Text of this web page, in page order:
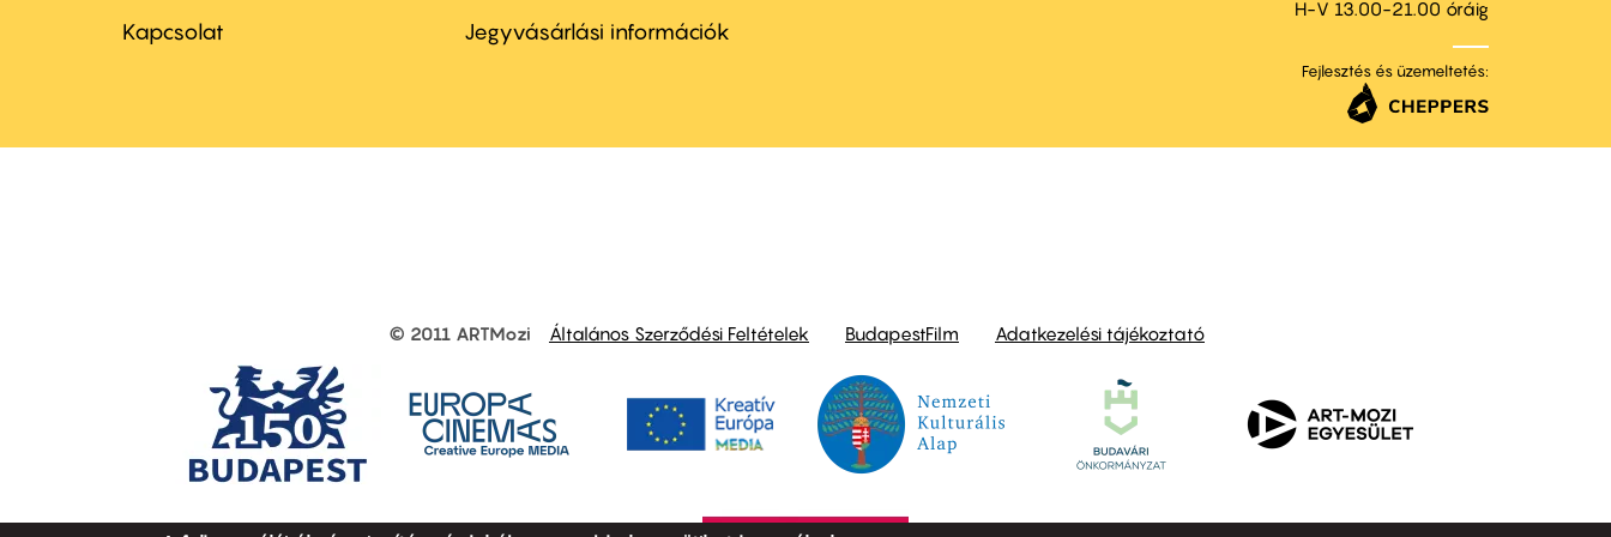
menu
Kapcsolat
menu
Jegyvásárlási információk
H-V 13.00-21.00 óráig
Fejlesztés és üzemeltetés:
other
© 2011 ARTMozi Általános Szerződési Feltételek BudapestFilm Adatkezelési tájékoztató